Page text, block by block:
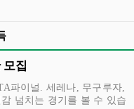
집
파이널. 세레나, 무구루자,
넘치는 경기를 볼 수 있습